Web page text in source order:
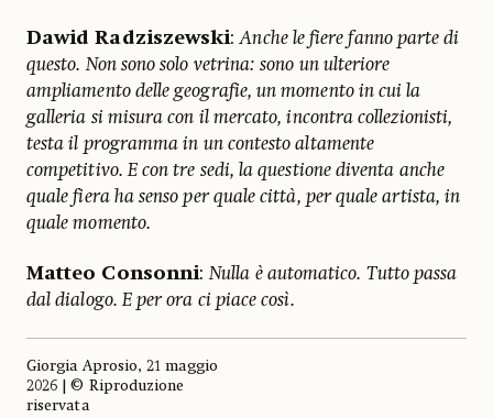
Dawid Radziszewski:Anche le fiere fanno parte di
questo. Non sono solo vetrina: sono un ulteriore
ampliamento delle geografie, un momento in cui la
galleria si misura con il mercato, incontra collezionisti,
testa il programma in un contesto altamente
competitivo. E con tre sedi, la questione diventa anche
quale fiera ha senso per quale città, per quale artista, in
quale momento.
Matteo Consonni:Nulla è automatico. Tutto passa
dal dialogo. E per ora ci piace così.
Giorgia Aprosio, 21 maggio
2026 | © Riproduzione
riservata